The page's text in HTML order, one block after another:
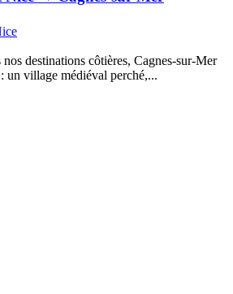
destinations côtières, Cagnes-sur-Mer
un village médiéval perché,...